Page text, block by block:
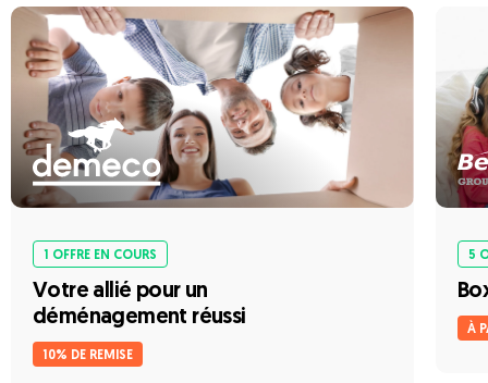
1 OFFRE EN COURS
Votre allié pour un
déménagement réussi
10% DE REMISE
5
À